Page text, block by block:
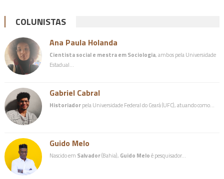
COLUNISTAS
Ana Paula Holanda
Cientista social e mestra em Sociologia, ambos pela Universidade
Estadual…
Gabriel Cabral
Historiadorpela Universidade Federal do Ceará (UFC), atuando como…
Guido Melo
Nascido em Salvador(Bahia), Guido Meloé pesquisador…